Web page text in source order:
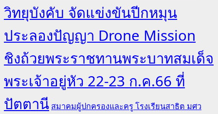
วิทยุบังคับ จัดแข่งขันปีกหมุน
ประลองปัญญา Drone Mission
ชิงถ้วยพระราชทานพระบาทสมเด็จ
พระเจ้าอยู่หัว 22-23 ก.ค.66 ที่
ปัตตานี สมาคมผู้ปกครองและครู โรงเรียนสาธิต มศว